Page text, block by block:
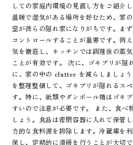
しての家庭内環境の見直し方をご紹介
温暖で湿気がある場所を好むため、家
室が彼らの隠れ家になりがちです。ま
コントロールすることが重要です。例
気を徹底し、キッチンでは調理後の蒸
ことが有効です。 次に、ゴキブリが隠
に、家の中の clutter を減らしましょ
を整理整頓して、ゴキブリが隠れるス
す。特に、紙類やダンボール箱はゴキ
すいので注意が必要です。 また、食べ
しょう。食品は密閉容器に入れて保管
力的な食料源を排除します。冷蔵庫を
保し、定期的に清掃を行うことが大切